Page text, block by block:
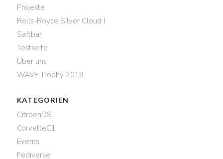
Projekte
Rolls-Royce Silver Cloud I
Saftbar
Testseite
Über uns
WAVE Trophy 2019
KATEGORIEN
CitroenDS
CorvetteC1
Events
Fediverse